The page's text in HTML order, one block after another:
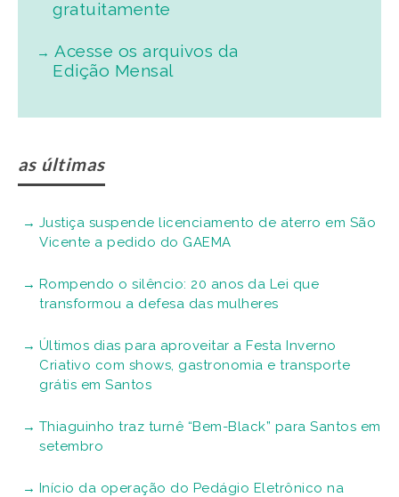
gratuitamente
Acesse os arquivos da
Edição Mensal
as últimas
Justiça suspende licenciamento de aterro em São
Vicente a pedido do GAEMA
Rompendo o silêncio: 20 anos da Lei que
transformou a defesa das mulheres
Últimos dias para aproveitar a Festa Inverno
Criativo com shows, gastronomia e transporte
grátis em Santos
Thiaguinho traz turnê “Bem-Black” para Santos em
setembro
Início da operação do Pedágio Eletrônico na